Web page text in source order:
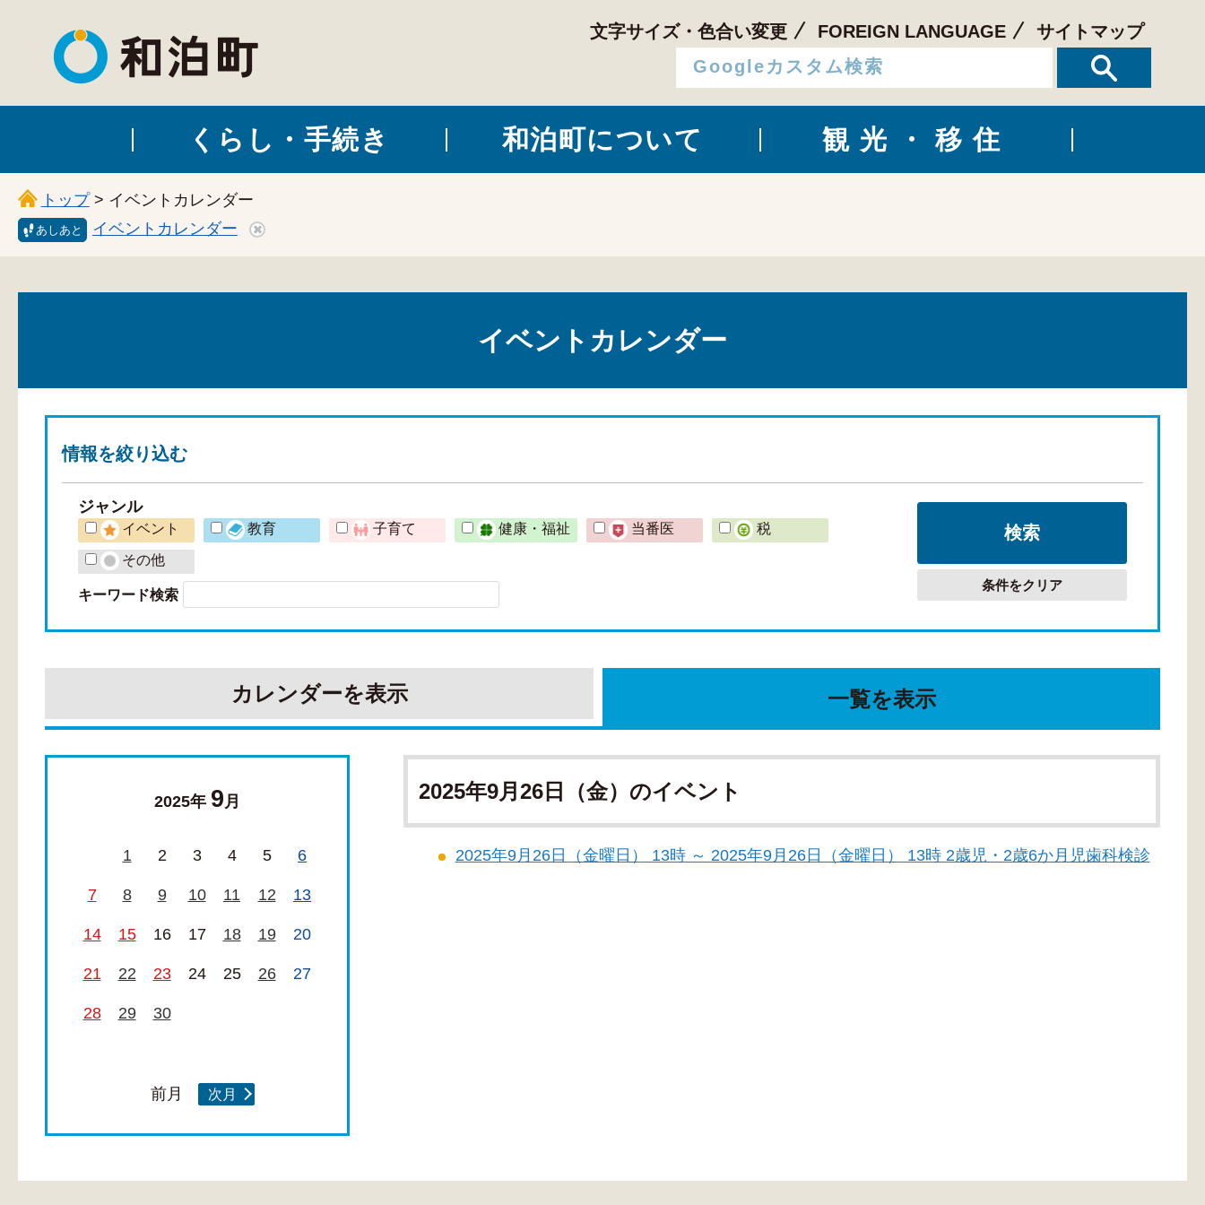
和泊町
文字サイズ・色合い変更 FOREIGN LANGUAGE サイトマップ
くらし・手続き 和泊町について 観光・移住
トップ> イベントカレンダー
あしあと イベントカレンダー
イベントカレンダー
情報を絞り込む
ジャンル
イベント 教育 子育て 健康・福祉 当番医
税
その他
キーワード検索
条件をクリア
カレンダーを表示 一覧を表示
2025年 9月
1 2 3 4 5 6
7 8 9 10 11 12 13
14 15 16 17 18 19 20
21 22 23 24 25 26 27
28 29 30
前月 次月
2025年9月26日（金）のイベント
2025年9月26日（金曜日） 13時 ～ 2025年9月26日（金曜日） 13時 2歳児・2歳6か月児歯科検診